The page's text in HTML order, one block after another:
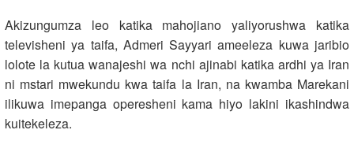
Akizungumza leo katika mahojiano yaliyorushwa katika
televisheni ya taifa, Admeri Sayyari ameeleza kuwa jaribio
lolote la kutua wanajeshi wa nchi ajinabi katika ardhi ya Iran
ni mstari mwekundu kwa taifa la Iran, na kwamba Marekani
ilikuwa imepanga operesheni kama hiyo lakini ikashindwa
kuitekeleza.